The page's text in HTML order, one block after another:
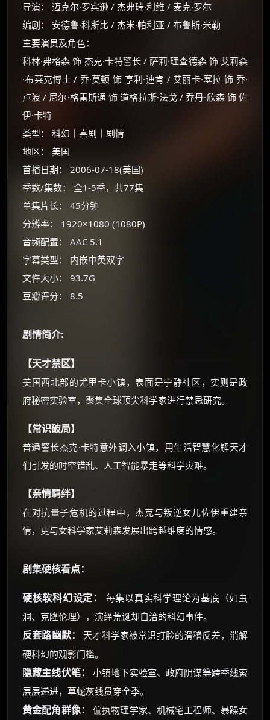
导演： 迈克尔·罗宾逊 / 杰弗瑞·利维 / 麦克·罗尔
编剧： 安德鲁·科斯比 / 杰米·帕利亚 / 布鲁斯·米勒
主要演员及角色：
科林·弗格森 饰 杰克·卡特警长 / 萨莉·理查德森 饰 艾莉森
·布莱克博士 / 乔·莫顿 饰 亨利·迪肯 / 艾丽卡·塞拉 饰 乔·
卢波 / 尼尔·格雷斯通 饰 道格拉斯·法戈 / 乔丹·欣森 饰 佐
伊·卡特
类型： 科幻｜喜剧｜剧情
地区： 美国
首播日期： 2006-07-18(美国)
季数/集数： 全1-5季，共77集
单集片长： 45分钟
分辨率： 1920×1080 (1080P)
音频配置： AAC 5.1
字幕类型： 内嵌中英双字
文件大小： 93.7G
豆瓣评分： 8.5
剧情简介:
【天才禁区】
美国西北部的尤里卡小镇，表面是宁静社区，实则是政
府秘密实验室，聚集全球顶尖科学家进行禁忌研究。
【常识破局】
普通警长杰克·卡特意外调入小镇，用生活智慧化解天才
们引发的时空错乱、人工智能暴走等科学灾难。
【亲情羁绊】
在对抗量子危机的过程中，杰克与叛逆女儿佐伊重建亲
情，更与女科学家艾莉森发展出跨越维度的情感。
剧集硬核看点：
硬核软科幻设定：
每集以真实科学理论为基底（如虫
洞、克隆伦理），演绎荒诞却自洽的科幻事件。
反套路幽默：
天才科学家被常识打脸的滑稽反差，消解
硬科幻的观影门槛。
隐藏主线伏笔：
小镇地下实验室、政府阴谋等跨季线索
层层递进，草蛇灰线贯穿全季。
黄金配角群像：
偏执物理学家、机械宅工程师、暴躁女
🧧 福利领取站
☕
朋友们辛苦了 💦
你需要的各种会员，都可低价购买！
价格有浮动，请直接搜索查最低价！
☕ 海外大侠？通过 Ko-fi 赐茶